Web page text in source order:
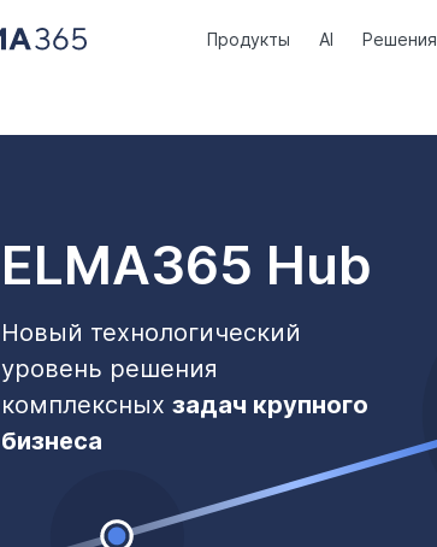
Продукты AI Решения
ELMA365 Hub
Новый технологический
уровень решения
комплексных задач крупного
бизнеса